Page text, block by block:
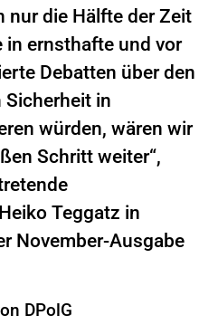
nur die Hälfte der Zeit
ernsthafte und vor
Debatten über den
Sicherheit in
würden, wären wir
Schritt weiter“,
Teggatz in
November-Ausgabe
DPolG